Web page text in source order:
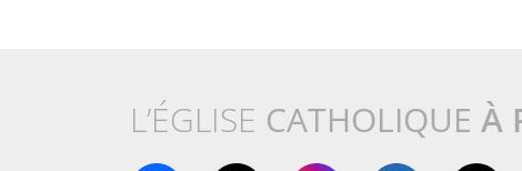
L’ÉGLISE CATHOLIQUE À